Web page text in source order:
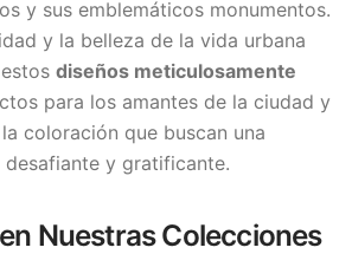
y sus emblemáticos monumentos.
y la belleza de la vida urbana
diseños meticulosamente
para los amantes de la ciudad y
coloración que buscan una
y gratificante.
Nuestras Colecciones